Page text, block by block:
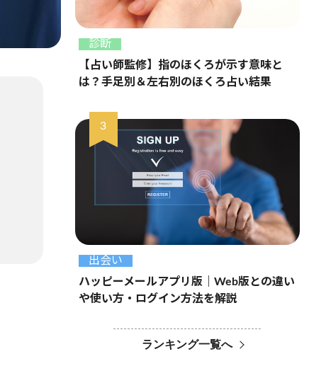
診断
【占い師監修】指のほくろが示す意味と
は？手足別＆左右別のほくろ占い結果
出会い
ハッピーメールアプリ版｜Web版との違い
や使い方・ログイン方法を解説
ランキング一覧へ